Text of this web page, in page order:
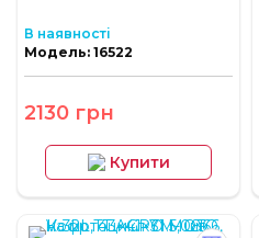
В наявності
Модель: 16522
2130 грн
Купити